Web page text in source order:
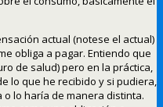
actual (notese el actual)
obliga a pagar. Entiendo que
de salud) pero en la práctica,
lo que he recibido y si pudiera,
lo haría de manera distinta.